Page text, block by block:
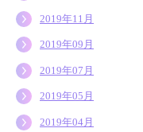
2019年11月
2019年09月
2019年07月
2019年05月
2019年04月